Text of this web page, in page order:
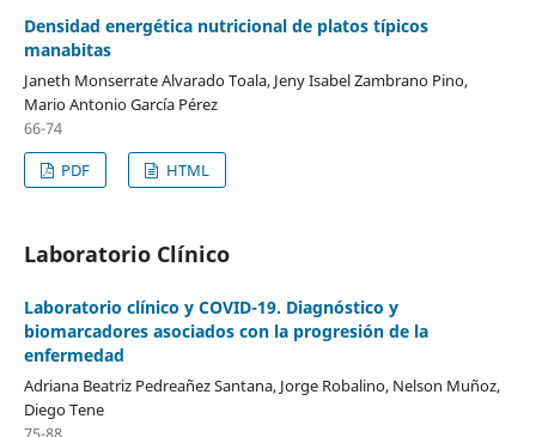
Densidad energética nutricional de platos típicos
manabitas
Janeth Monserrate Alvarado Toala, Jeny Isabel Zambrano Pino,
Mario Antonio García Pérez
66-74
PDF
HTML
Laboratorio Clínico
Laboratorio clínico y COVID-19. Diagnóstico y
biomarcadores asociados con la progresión de la
enfermedad
Adriana Beatriz Pedreañez Santana, Jorge Robalino, Nelson Muñoz,
Diego Tene